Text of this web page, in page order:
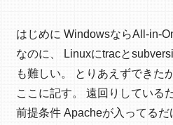
はじめに WindowsならAll-in-
なのに、 Linuxにtracと
も難しい。 とりあえずできた
ここに記す。 遠回りしている
前提条件 Apacheが入ってる